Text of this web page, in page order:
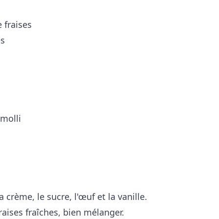
fraises
crème, le sucre, l'œuf et la vanille.
fraîches, bien mélanger.